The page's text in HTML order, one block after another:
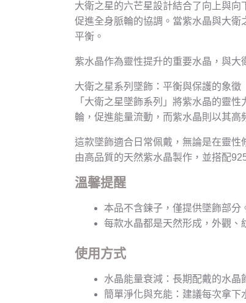
大衛之星的六芒星設計結合了向上與
促進全身脈輪的協調。當紫水晶與大
平衡。
紫水晶作為靈性提升的重要水晶，與大
大衛之星系列墜飾：平衡與保護的象徵
「大衛之星墜飾系列」將紫水晶的靈
輪，促進能量流動，而紫水晶則以其高
這款墜飾適合日常佩戴，無論是在靈
由高品質的天然紫水晶製作，並搭配
溫馨提醒
本品不含鍊子，僅提供墜飾部分
每款水晶都是天然形成，外觀、
使用方式
水晶能量衰減：長期配戴的水晶
簡單淨化與充能：建議每次拿